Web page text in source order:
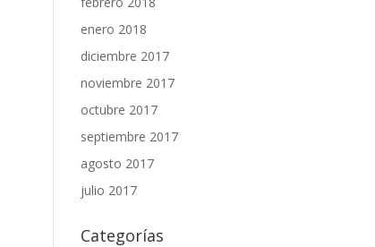
enero 2018
diciembre 2017
noviembre 2017
octubre 2017
septiembre 2017
agosto 2017
julio 2017
Categorías